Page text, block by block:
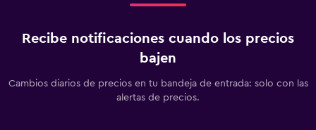
Recibe notificaciones cuando los precios
bajen
Cambios diarios de precios en tu bandeja de entrada: solo con las
alertas de precios.